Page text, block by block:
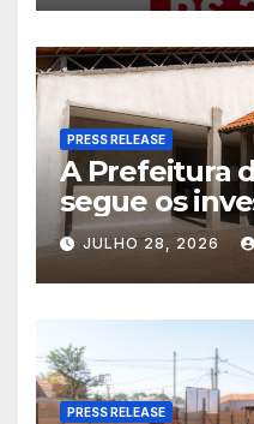
PRESS RELEASE
A Prefeitura
segue os
educação. A
Municipal
Figueiredo
acelerado e
JULHO 28, 2026
PRESS RELEASE